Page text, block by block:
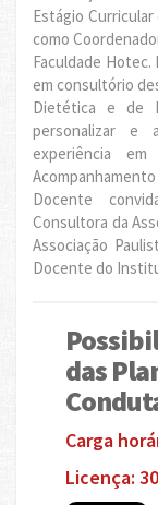
Estágio
como
Faculdade
em consultório
Dietética e de
personalizar e
experiência
Docente
Consultora da
Associação
Docente do
das
Carga
Licença: